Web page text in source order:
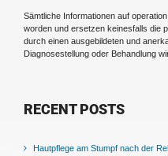
Sämtliche Informationen auf
worden und ersetzen keinesfalls die
durch einen ausgebildeten und
Diagnosestellung oder Behandlung
RECENT POSTS
Hautpflege am Stumpf nach der